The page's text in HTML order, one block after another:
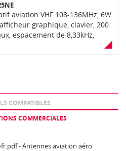
avec antenne, filtre antenne
FM, batterie, chargeur
cordon allume-cigare et clip
aviation VHF 108-136MHz, 6W
afficheur graphique, clavier, 200
espacement de 8,33kHz,
IP57. Avec fonctions VOR,
COMPATIBLES
COMMERCIALES
- Antennes aviation aéro